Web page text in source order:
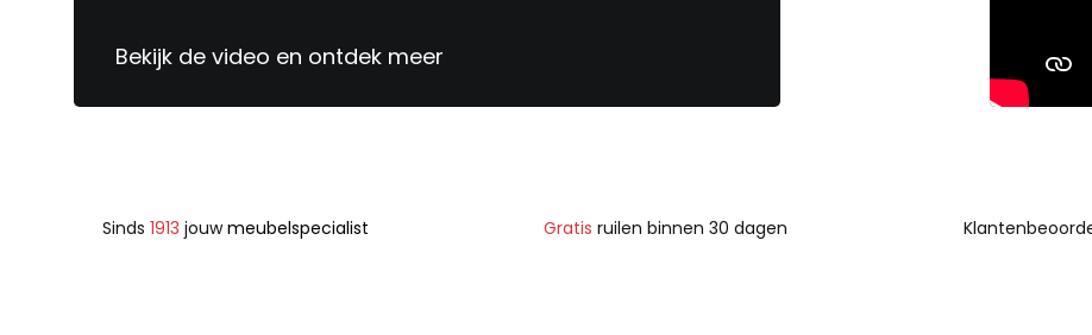
Bekijk de video en ontdek meer
Sinds 1913 jouwmeubelspecialist Gratis ruilen binnen 30 dagen